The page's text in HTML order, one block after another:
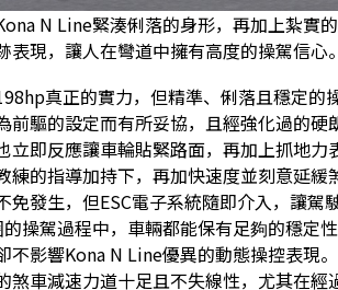
N Line緊湊俐落的身形，再加上紮實
表現，讓人在彎道中擁有高度的操駕信心。
真正的實力，但精準、俐落且穩定的
前驅的設定而有所妥協，且經強化過的
立即反應讓車輪貼緊路面，再加上抓地
練的指導加持下，再加快速度並刻意延
免發生，但ESC電子系統隨即介入，讓
操駕過程中，車輛都能保有足夠的穩定
不影響Kona N Line優異的動態操控表現
煞車減速力道十足且不失線性，尤其在